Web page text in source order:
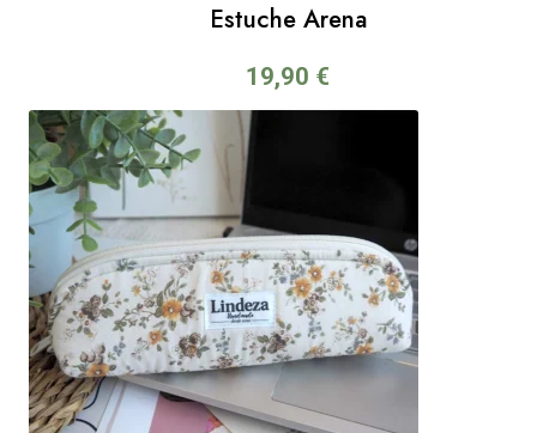
Estuche Arena
19,90 €